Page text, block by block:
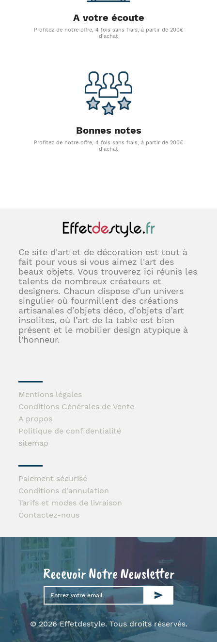
A votre écoute
Profitez de notre offre, 4 fois sans frais, à partir de 200€
d'achat
Bonnes notes
Profitez de notre offre, 4 fois sans frais, à partir de 200€
d'achat
Ce site d'art et de décoration est tout à
fait pour vous si vous aimez l'art des
beaux objets. Vous trouverez ici réunis les
talents de nombreux créateurs et
designers. Chacun dispose d'un univers
singulier où fourmillent des créations
artisanales d’objets déco, d’objets d’art
insolites, où l’art de la table est bien
présent et le mobilier design atypique à
l'honneur.
Mentions légales
Conditions Générales de Vente
A propos
Politique de confidentialité
sitemap
Paiement sécurisé
Conditions d'annulation
Tarifs et modes de livraison
Contactez-nous
Recevoir Notre Newsletter
© 2026 Effetdestyle. Tous droits réservés.